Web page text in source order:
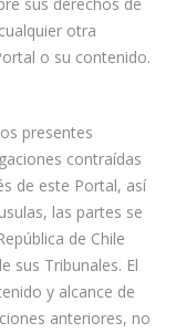
otra
o su contenido.
presentes
contraídas
de este Portal, así
las partes se
de Chile
sus Tribunales. El
y alcance de
anteriores, no